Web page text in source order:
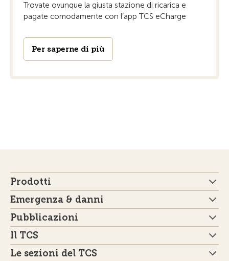
Trovate ovunque la giusta stazione di ricarica e
pagate comodamente con l’app TCS eCharge
Per saperne di più
Prodotti
Emergenza & danni
Pubblicazioni
Il TCS
Le sezioni del TCS